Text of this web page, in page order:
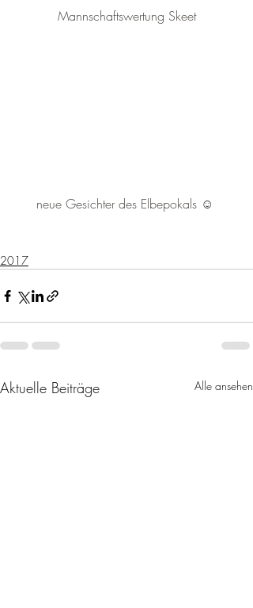
Mannschaftswertung Skeet
neue Gesichter des Elbepokals ☺
2017
Aktuelle Beiträge Alle ansehen